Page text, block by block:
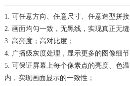
1. 可任意方向、任意尺寸、任意造型拼接
2. 画面均匀一致，无黑线，实现真正无缝
3. 高亮度；高对比度；
4. 广播级灰度处理，显示更多的图像细节
5. 可保证屏幕上每个像素点的亮度、色
内，实现画面显示的一致性；